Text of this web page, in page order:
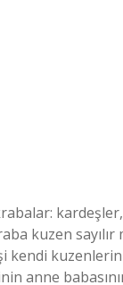
kardeşler,
kuzen sayılır
kendi
anne